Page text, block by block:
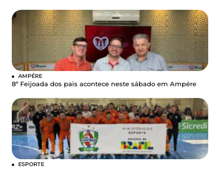
AMPÉRE
8ª Feijoada dos pais acontece neste sábado em Ampére
ESPORTE